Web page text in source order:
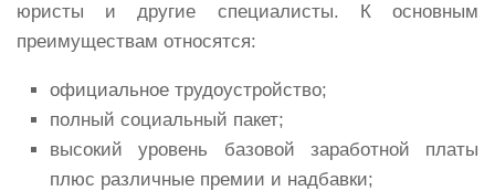
юристы и другие специалисты. К основным
преимуществам относятся:
официальное трудоустройство;
полный социальный пакет;
высокий уровень базовой заработной платы
плюс различные премии и надбавки;